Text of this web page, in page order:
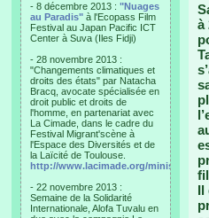
- 8 décembre 2013 : "Nuages
au Paradis" à l'Ecopass Film
Festival au Japan Pacific ICT
Center à Suva (Iles Fidji)
- 28 novembre 2013 :
"Changements climatiques et
droits des états" par Natacha
Bracq, avocate spécialisée en
droit public et droits de
l'homme, en partenariat avec
La Cimade, dans le cadre du
Festival Migrant'scène à
l'Espace des Diversités et de
la Laïcité de Toulouse.
http://www.lacimade.org/minisites/
- 22 novembre 2013 :
Semaine de la Solidarité
Internationale, Alofa Tuvalu en
à
Il